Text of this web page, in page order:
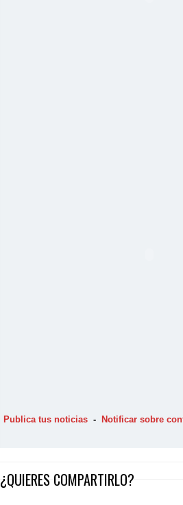
Publica tus noticias - Notificar sobre
¿QUIERES COMPARTIRLO?